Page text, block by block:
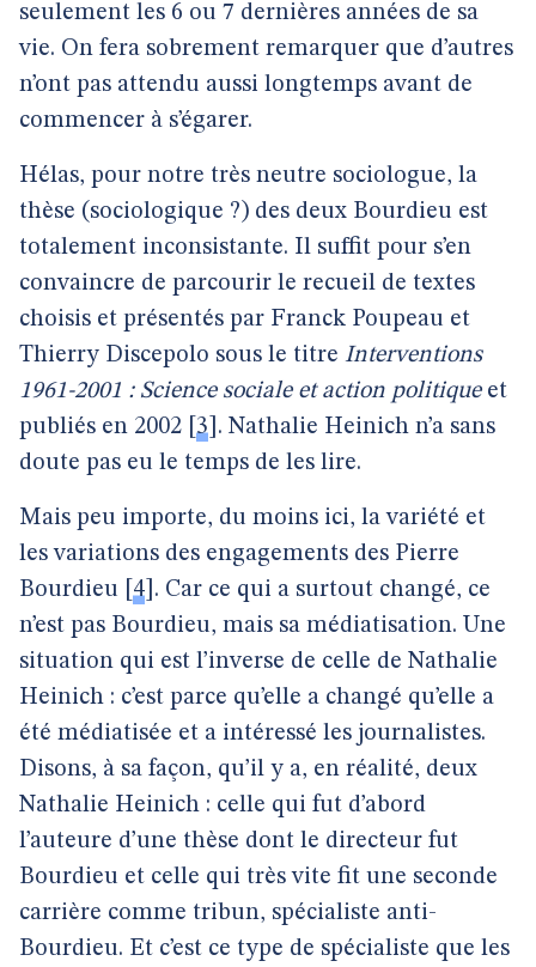
seulement les 6 ou 7 dernières années de sa
vie. On fera sobrement remarquer que d’autres
n’ont pas attendu aussi longtemps avant de
commencer à s’égarer.
Hélas, pour notre très neutre sociologue, la
thèse (sociologique ?) des deux Bourdieu est
totalement inconsistante. Il suffit pour s’en
convaincre de parcourir le recueil de textes
choisis et présentés par Franck Poupeau et
Thierry Discepolo sous le titre Interventions
1961-2001 : Science sociale et action politiqueet
publiés en 2002 3 . Nathalie Heinich n’a sans
doute pas eu le temps de les lire.
Mais peu importe, du moins ici, la variété et
les variations des engagements des Pierre
Bourdieu
4 . Car ce qui a surtout changé, ce
n’est pas Bourdieu, mais sa médiatisation. Une
situation qui est l’inverse de celle de Nathalie
Heinich : c’est parce qu’elle a changé qu’elle a
été médiatisée et a intéressé les journalistes.
Disons, à sa façon, qu’il y a, en réalité, deux
Nathalie Heinich : celle qui fut d’abord
l’auteure d’une thèse dont le directeur fut
Bourdieu et celle qui très vite fit une seconde
carrière comme tribun, spécialiste anti-
Bourdieu. Et c’est ce type de spécialiste que les